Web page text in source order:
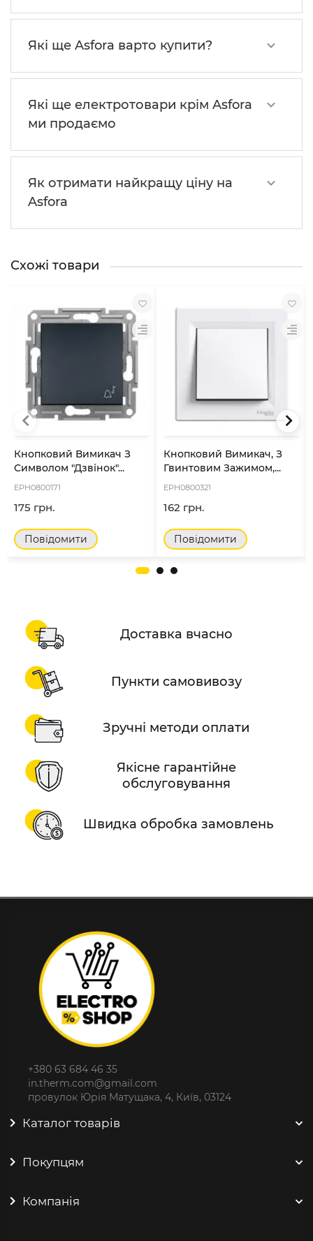
Які ще Asfora варто купити?
Які ще електротовари крім Asfora
ми продаємо
Як отримати найкращу ціну на
Asfora
Схожі товари
Кнопковий Вимикач З
Символом "Дзвінок"...
EPH0800171
175 грн.
Повідомити
Кнопковий Вимикач, З
Гвинтовим Зажимом,...
EPH0800321
162 грн.
Повідомити
Доставка вчасно
Пункти самовивозу
Зручні методи оплати
Якісне гарантійне
обслуговування
Швидка обробка замовлень
+380 63 684 46 35
in.therm.com@gmail.com
провулок Юрія Матущака, 4, Київ, 03124
Каталог товарів
Покупцям
Компанія